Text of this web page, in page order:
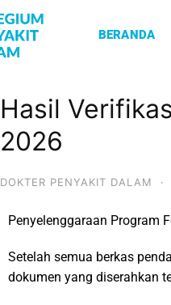
BERANDA
Hasil
2026
DOKTER PENYAKIT DALAM ·
Penyelenggaraan Program
Setelah semua berkas
dokumen yang diserahkan